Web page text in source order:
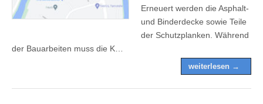
Erneuert werden die Asphalt-
und Binderdecke sowie Teile
der Schutzplanken. Während
der Bauarbeiten muss die K…
weiterlesen →